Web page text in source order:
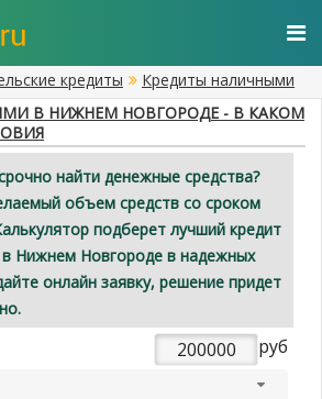
кредиты
Кредиты наличными
В НИЖНЕМ НОВГОРОДЕ - В КАКОМ
найти денежные средства?
объем средств со сроком
подберет лучший кредит
Нижнем Новгороде в надежных
онлайн заявку, решение придет
руб